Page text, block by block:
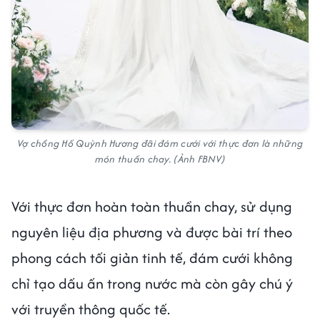
Vợ chồng Hồ Quỳnh Hương đãi đám cưới với thực đơn là những
món thuần chay. (Ảnh FBNV)
Với thực đơn hoàn toàn thuần chay, sử dụng
nguyên liệu địa phương và được bài trí theo
phong cách tối giản tinh tế, đám cưới không
chỉ tạo dấu ấn trong nước mà còn gây chú ý
với truyền thông quốc tế.